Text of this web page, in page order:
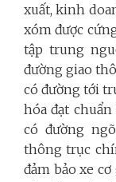
xuất, kinh
xóm được
tập trung
đường giao
có đường tới
hóa đạt
có đường
thông trục
đảm bảo xe